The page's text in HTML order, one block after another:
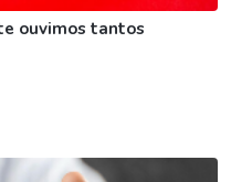
ouvimos tantos